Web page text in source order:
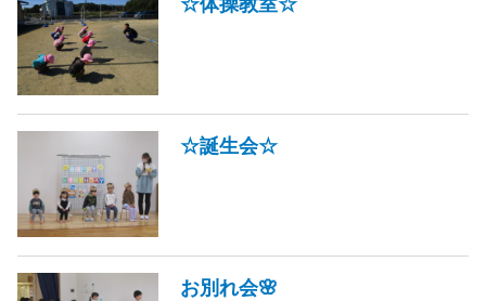
☆誕生会☆
お別れ会🌸